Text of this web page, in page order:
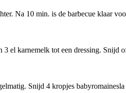
Na 10 min. is de barbecue klaar
3 el karnemelk tot een dressing.
Snijd 4 kropjes